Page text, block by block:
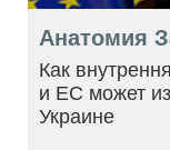
Анатомия
Как
и ЕС может
Украине